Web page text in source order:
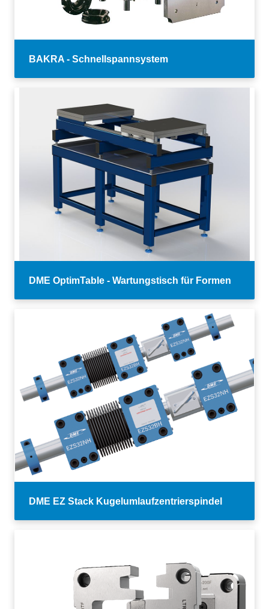
BAKRA - Schnellspannsystem
DME OptimTable - Wartungstisch für Formen
DME EZ Stack Kugelumlaufzentrierspindel